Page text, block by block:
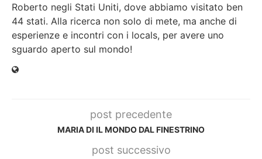
Roberto negli Stati Uniti, dove abbiamo visitato ben
44 stati. Alla ricerca non solo di mete, ma anche di
esperienze e incontri con i locals, per avere uno
sguardo aperto sul mondo!
post precedente
MARIA DI IL MONDO DAL FINESTRINO
post successivo